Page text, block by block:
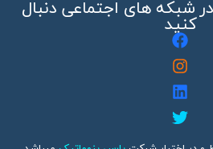
شبکه های اجتماعی دنبال
کنید